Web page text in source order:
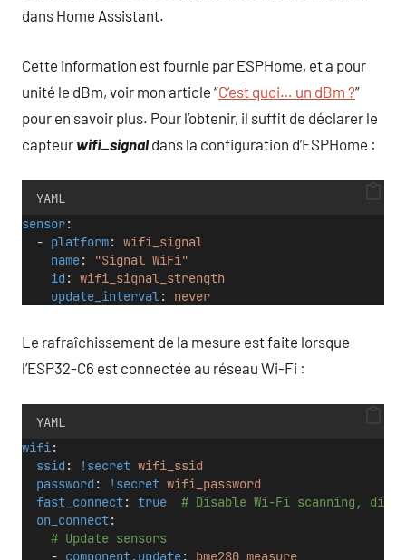
dans Home Assistant.
Cette information est fournie par ESPHome, et a pour
unité le dBm, voir mon article “C’est quoi… un dBm ?”
pour en savoir plus. Pour l’obtenir, il suffit de déclarer le
capteur wifi_signaldans la configuration d’ESPHome :
YAML
sensor:
  -
platform: wifi_signal
name:
"Signal WiFi"
id : wifi_signal_strength
update_interval: never
Le rafraîchissement de la mesure est faite lorsque
l’ESP32-C6 est connectée au réseau Wi-Fi :
YAML
wifi:
ssid : !secret wifi_ssid
password : !secret wifi_password
fast_connect: true
# Disable Wi-Fi scanning,
on_connect:
# Update sensors
    -
component.update: bme280_measure